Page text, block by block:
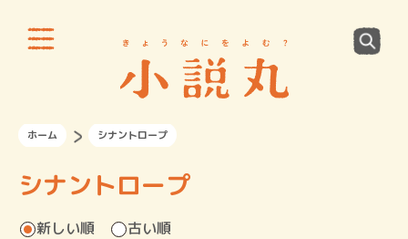
ホーム シナントロープ
シナントロープ
新しい順 古い順